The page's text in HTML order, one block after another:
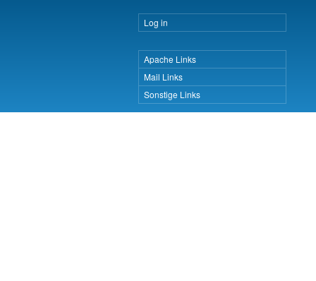
User
menu
Log in
Important Pages
Apache Links
Mail Links
Sonstige Links